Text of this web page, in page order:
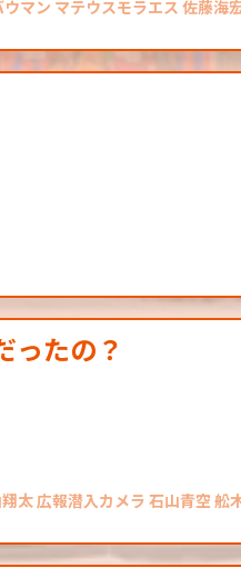
マン マテウスモラエス 佐藤海
ったの？
太 広報潜入カメラ 石山青空 舩